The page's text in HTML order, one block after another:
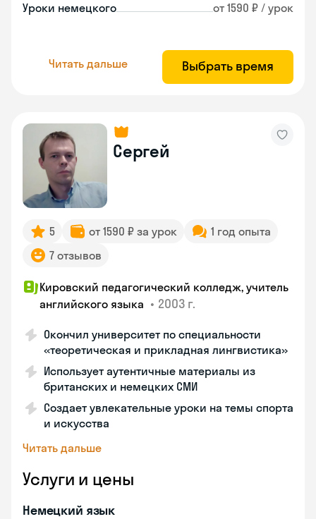
Уроки немецкого от 1590 ₽ / урок
Читать дальше Выбрать время
Сергей
5 от 1590 ₽ за урок
1 год опыта
7 отзывов
Кировский педагогический колледж, учитель
английского языка • 2003 г.
Окончил университет по специальности
«теоретическая и прикладная лингвистика»
Использует аутентичные материалы из
британских и немецких СМИ
Создает увлекательные уроки на темы спорта
и искусства
Читать дальше
Услуги и цены
Немецкий язык